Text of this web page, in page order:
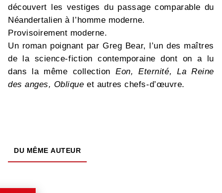
découvert les vestiges du passage comparable du
Néandertalien à l’homme moderne.
Provisoirement moderne.
Un roman poignant par Greg Bear, l’un des maîtres
de la science-fiction contemporaine dont on a lu
dans la même collectionEon, Eternité, La Reine
des anges, Oblique et autres chefs-d’œuvre.
DU MÊME AUTEUR